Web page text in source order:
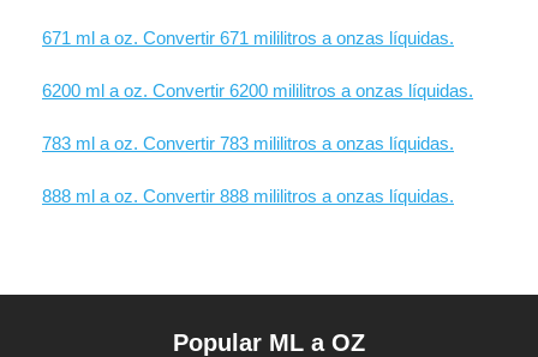
671 ml a oz. Convertir 671 mililitros a onzas líquidas.
6200 ml a oz. Convertir 6200 mililitros a onzas líquidas.
783 ml a oz. Convertir 783 mililitros a onzas líquidas.
888 ml a oz. Convertir 888 mililitros a onzas líquidas.
Popular ML a OZ